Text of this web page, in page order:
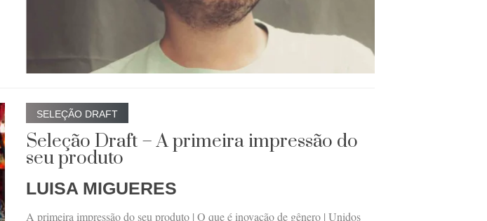
SELEÇÃO DRAFT
Seleção Draft – A primeira impressão do
seu produto
LUISA MIGUERES
A primeira impressão do seu produto | O que é inovação de gênero | Unidos